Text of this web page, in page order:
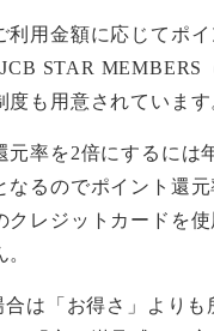
利用金額に応じてポ
STAR MEMBERS
も用意されています
元率を2倍にするには
なるのでポイント還
クレジットカードを
は「お得さ」よりも